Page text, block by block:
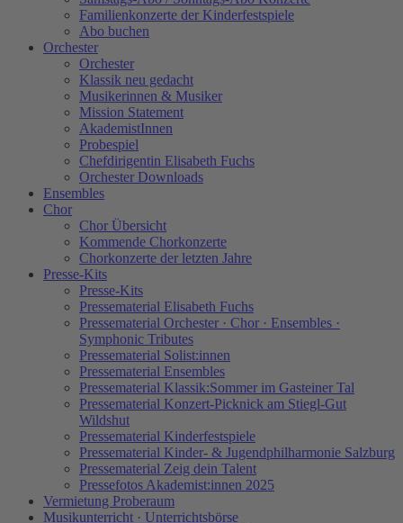
Familienkonzerte der Kinderfestspiele
Abo buchen
Orchester
Orchester
Klassik neu gedacht
Musikerinnen & Musiker
Mission Statement
AkademistInnen
Probespiel
Chefdirigentin Elisabeth Fuchs
Orchester Downloads
Ensembles
Chor
Chor Übersicht
Kommende Chorkonzerte
Chorkonzerte der letzten Jahre
Presse-Kits
Presse-Kits
Pressematerial Elisabeth Fuchs
Pressematerial Orchester · Chor · Ensembles ·
Symphonic Tributes
Pressematerial Solist:innen
Pressematerial Ensembles
Pressematerial Klassik:Sommer im Gasteiner Tal
Pressematerial Konzert-Picknick am Stiegl-Gut
Wildshut
Pressematerial Kinderfestspiele
Pressematerial Kinder- & Jugendphilharmonie Salzburg
Pressematerial Zeig dein Talent
Pressefotos Akademist:innen 2025
Vermietung Proberaum
Musikunterricht · Unterrichtsbörse